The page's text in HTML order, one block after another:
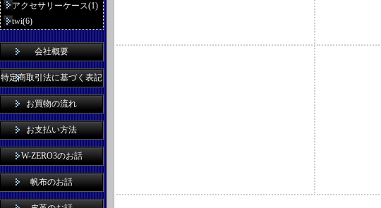
アクセサリーケース(1)
twi(6)
会社概要
特定商取引法に基づく表記
お買物の流れ
お支払い方法
W-ZERO3のお話
帆布のお話